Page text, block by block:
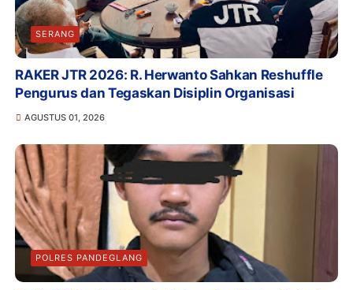
SERANG
RAKER JTR 2026: R. Herwanto Sahkan Reshuffle
Pengurus dan Tegaskan Disiplin Organisasi
AGUSTUS 01, 2026
POLRES PANDEGLANG